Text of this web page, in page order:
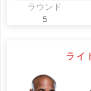
ラウンド
5
ライ